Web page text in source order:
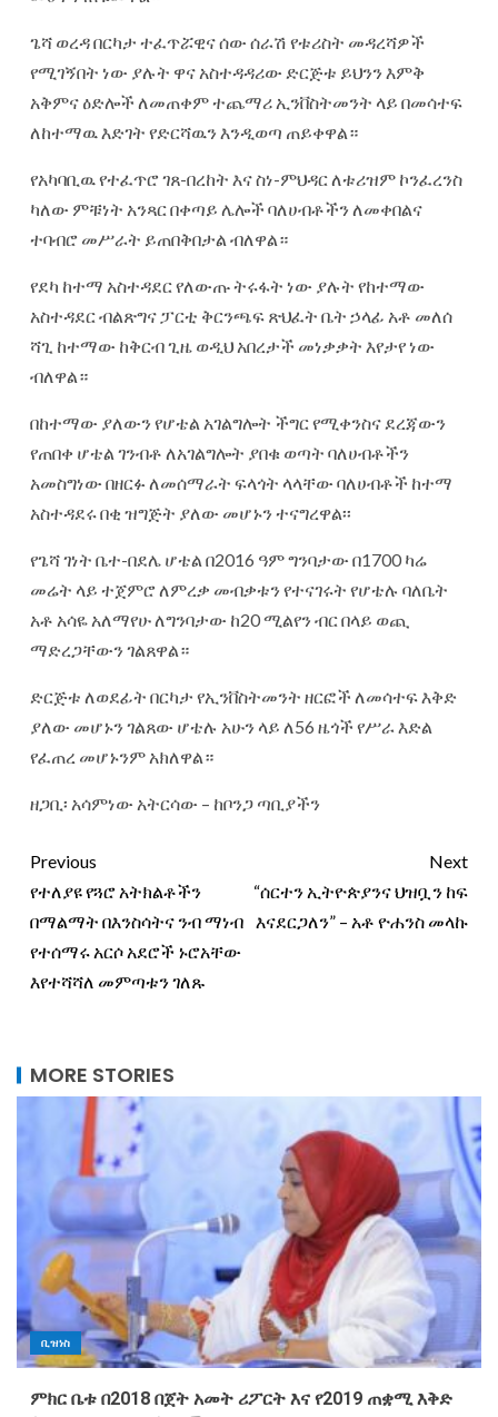
ጌሻ ወረዳ በርካታ ተፈጥሯዊና ሰው ሰራሽ የቱሪስት መዳረሻዎች
የሚገኝበት ነው ያሉት ዋና አስተዳዳሪው ድርጅቱ ይህንን እምቅ
አቅምና ዕድሎች ለመጠቀም ተጨማሪ ኢንቨስትመንት ላይ በመሳተፍ
ለከተማዉ እድገት የድርሻዉን እንዲወጣ ጠይቀዋል።
የአካባቢዉ የተፈጥሮ ገጸ-በረከት እና ስነ-ምህዳር ለቱሪዝም ኮንፈረንስ
ካለው ምቹነት አንጻር በቀጣይ ሌሎች ባለሀብቶችን ለመቀበልና
ተባብሮ መሥራት ይጠበቅበታል ብለዋል።
የደካ ከተማ አስተዳደር የለውጡ ትሩፋት ነው ያሉት የከተማው
አስተዳደር ብልጽግና ፓርቲ ቅርንጫፍ ጽህፈት ቤት ኃላፊ አቶ መለሰ
ሻጊ ከተማው ከቅርብ ጊዜ ወዲህ አበረታች መነቃቃት እየታየ ነው
ብለዋል።
በከተማው ያለውን የሆቴል አገልግሎት ችግር የሚቀንስና ደረጃውን
የጠበቀ ሆቴል ገንብቶ ለአገልግሎት ያበቁ ወጣት ባለሀብቶችን
አመስግነው በዘርፉ ለመሰማራት ፍላጎት ላላቸው ባለሀብቶች ከተማ
አስተዳደሩ በቂ ዝግጅት ያለው መሆኑን ተናግረዋል፡፡
የጌሻ ገነት ቤተ-በደሌ ሆቴል በ2016 ዓም ግንባታው በ1700 ካሬ
መሬት ላይ ተጀምሮ ለምረቃ መብቃቱን የተናገሩት የሆቴሉ ባለቤት
አቶ አሳዬ አለማየሁ ለግንባታው ከ20 ሚልየን ብር በላይ ወጪ
ማድረጋቸውን ገልጸዋል።
ድርጅቱ ለወደፊት በርካታ የኢንቨስትመንት ዘርፎች ለመሳተፍ እቅድ
ያለው መሆኑን ገልጸው ሆቴሉ አሁን ላይ ለ56 ዜጎች የሥራ እድል
የፈጠረ መሆኑንም አክለዋል።
ዘጋቢ፡ አሳምነው አትርሳው – ከቦንጋ ጣቢያችን
Previous
የተለያዩ የጓሮ አትክልቶችን
በማልማት በእንስሳትና ንብ ማነብ
የተሰማሩ አርሶ አደሮች ኑሮአቸው
እየተሻሻለ መምጣቱን ገለጹ
Next
“ሰርተን ኢትዮጵያንና ህዝቧን ከፍ
እናደርጋለን” – አቶ ዮሐንስ መላኩ
MORE STORIES
ቢዝነስ
ምክር ቤቱ በ2018 በጀት አመት ሪፖርት እና የ2019 ጠቋሚ እቅድ